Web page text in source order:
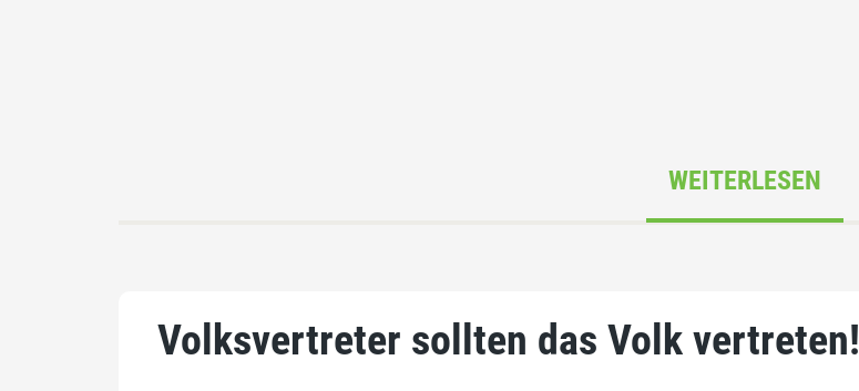
WEITERLESEN
Volksvertreter sollten das Volk vertreten!